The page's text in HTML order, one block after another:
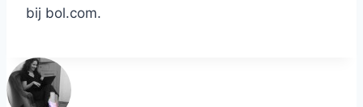
bij bol.com.